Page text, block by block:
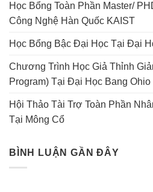
Học Bổng Toàn Phần Master/
Công Nghệ Hàn Quốc KAIST
Học Bổng Bậc Đại Học Tại Đại
Chương Trình Học Giả Thỉnh
Program) Tại Đại Học Bang Ohio
Hội Thảo Tài Trợ Toàn Phần
Tại Mông Cổ
BÌNH LUẬN GẦN ĐÂY